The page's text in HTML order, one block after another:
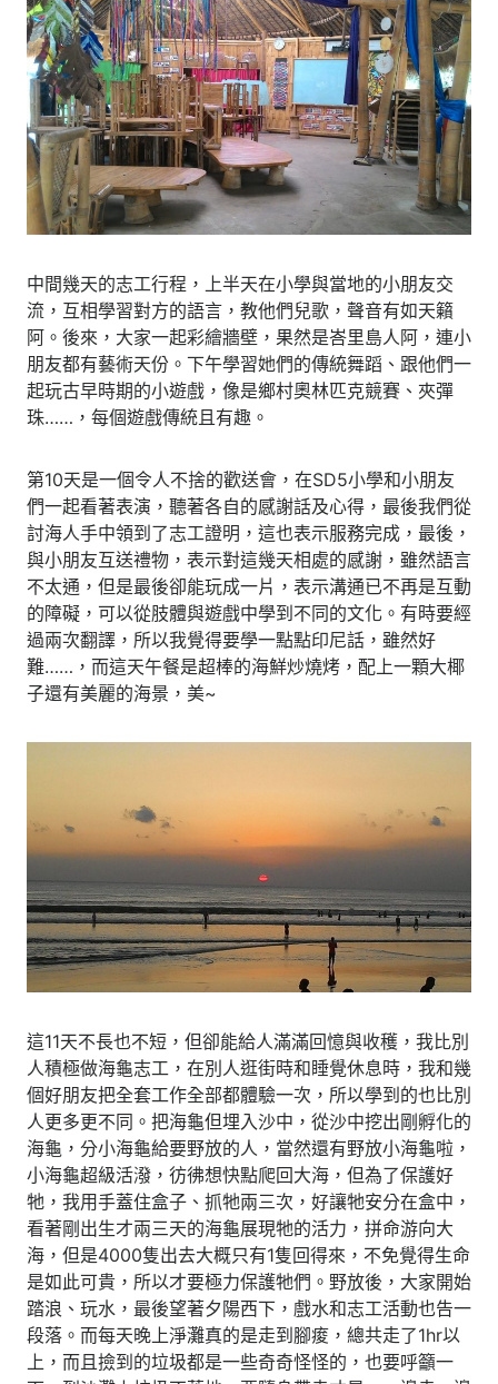
中間幾天的志工行程，上半天在小學與當地的小朋友交
流，互相學習對方的語言，教他們兒歌，聲音有如天籟
阿。後來，大家一起彩繪牆壁，果然是峇里島人阿，連小
朋友都有藝術天份。下午學習她們的傳統舞蹈、跟他們一
起玩古早時期的小遊戲，像是鄉村奧林匹克競賽、夾彈
珠……，每個遊戲傳統且有趣。
第10天是一個令人不捨的歡送會，在SD5小學和小朋友
們一起看著表演，聽著各自的感謝話及心得，最後我們從
討海人手中領到了志工證明，這也表示服務完成，最後，
與小朋友互送禮物，表示對這幾天相處的感謝，雖然語言
不太通，但是最後卻能玩成一片，表示溝通已不再是互動
的障礙，可以從肢體與遊戲中學到不同的文化。有時要經
過兩次翻譯，所以我覺得要學一點點印尼話，雖然好
難……，而這天午餐是超棒的海鮮炒燒烤，配上一顆大椰
子還有美麗的海景，美~
這11天不長也不短，但卻能給人滿滿回憶與收穫，我比別
人積極做海龜志工，在別人逛街時和睡覺休息時，我和幾
個好朋友把全套工作全部都體驗一次，所以學到的也比別
人更多更不同。把海龜但埋入沙中，從沙中挖出剛孵化的
海龜，分小海龜給要野放的人，當然還有野放小海龜啦，
小海龜超級活潑，彷彿想快點爬回大海，但為了保護好
牠，我用手蓋住盒子、抓牠兩三次，好讓牠安分在盒中，
看著剛出生才兩三天的海龜展現牠的活力，拼命游向大
海，但是4000隻出去大概只有1隻回得來，不免覺得生命
是如此可貴，所以才要極力保護牠們。野放後，大家開始
踏浪、玩水，最後望著夕陽西下，戲水和志工活動也告一
段落。而每天晚上淨灘真的是走到腳痠，總共走了1hr以
上，而且撿到的垃圾都是一些奇奇怪怪的，也要呼籲一